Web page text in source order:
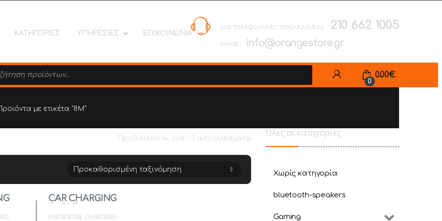
ΚΑΤΗΓΟΡΙΕΣ ΥΠΗΡΕΣΙΕΣ ΕΠΙΚΟΙΝΩΝΙΑ
για τηλεφωνικές παραγγελίες 210 662 1005
email: info@orangestore.gr
0
0.00€
με ετικέτα “8M”
Προβάλλονται όλα - 3 αποτελέσματα
CAR CHARGING
ENERGENIE CHARGING
Όλες οι κατηγορίες
Χωρίς κατηγορία
bluetooth-speakers
Gaming